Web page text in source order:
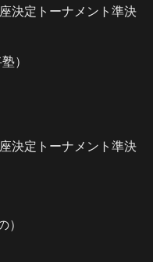
決定トーナメント準決
）
決定トーナメント準決